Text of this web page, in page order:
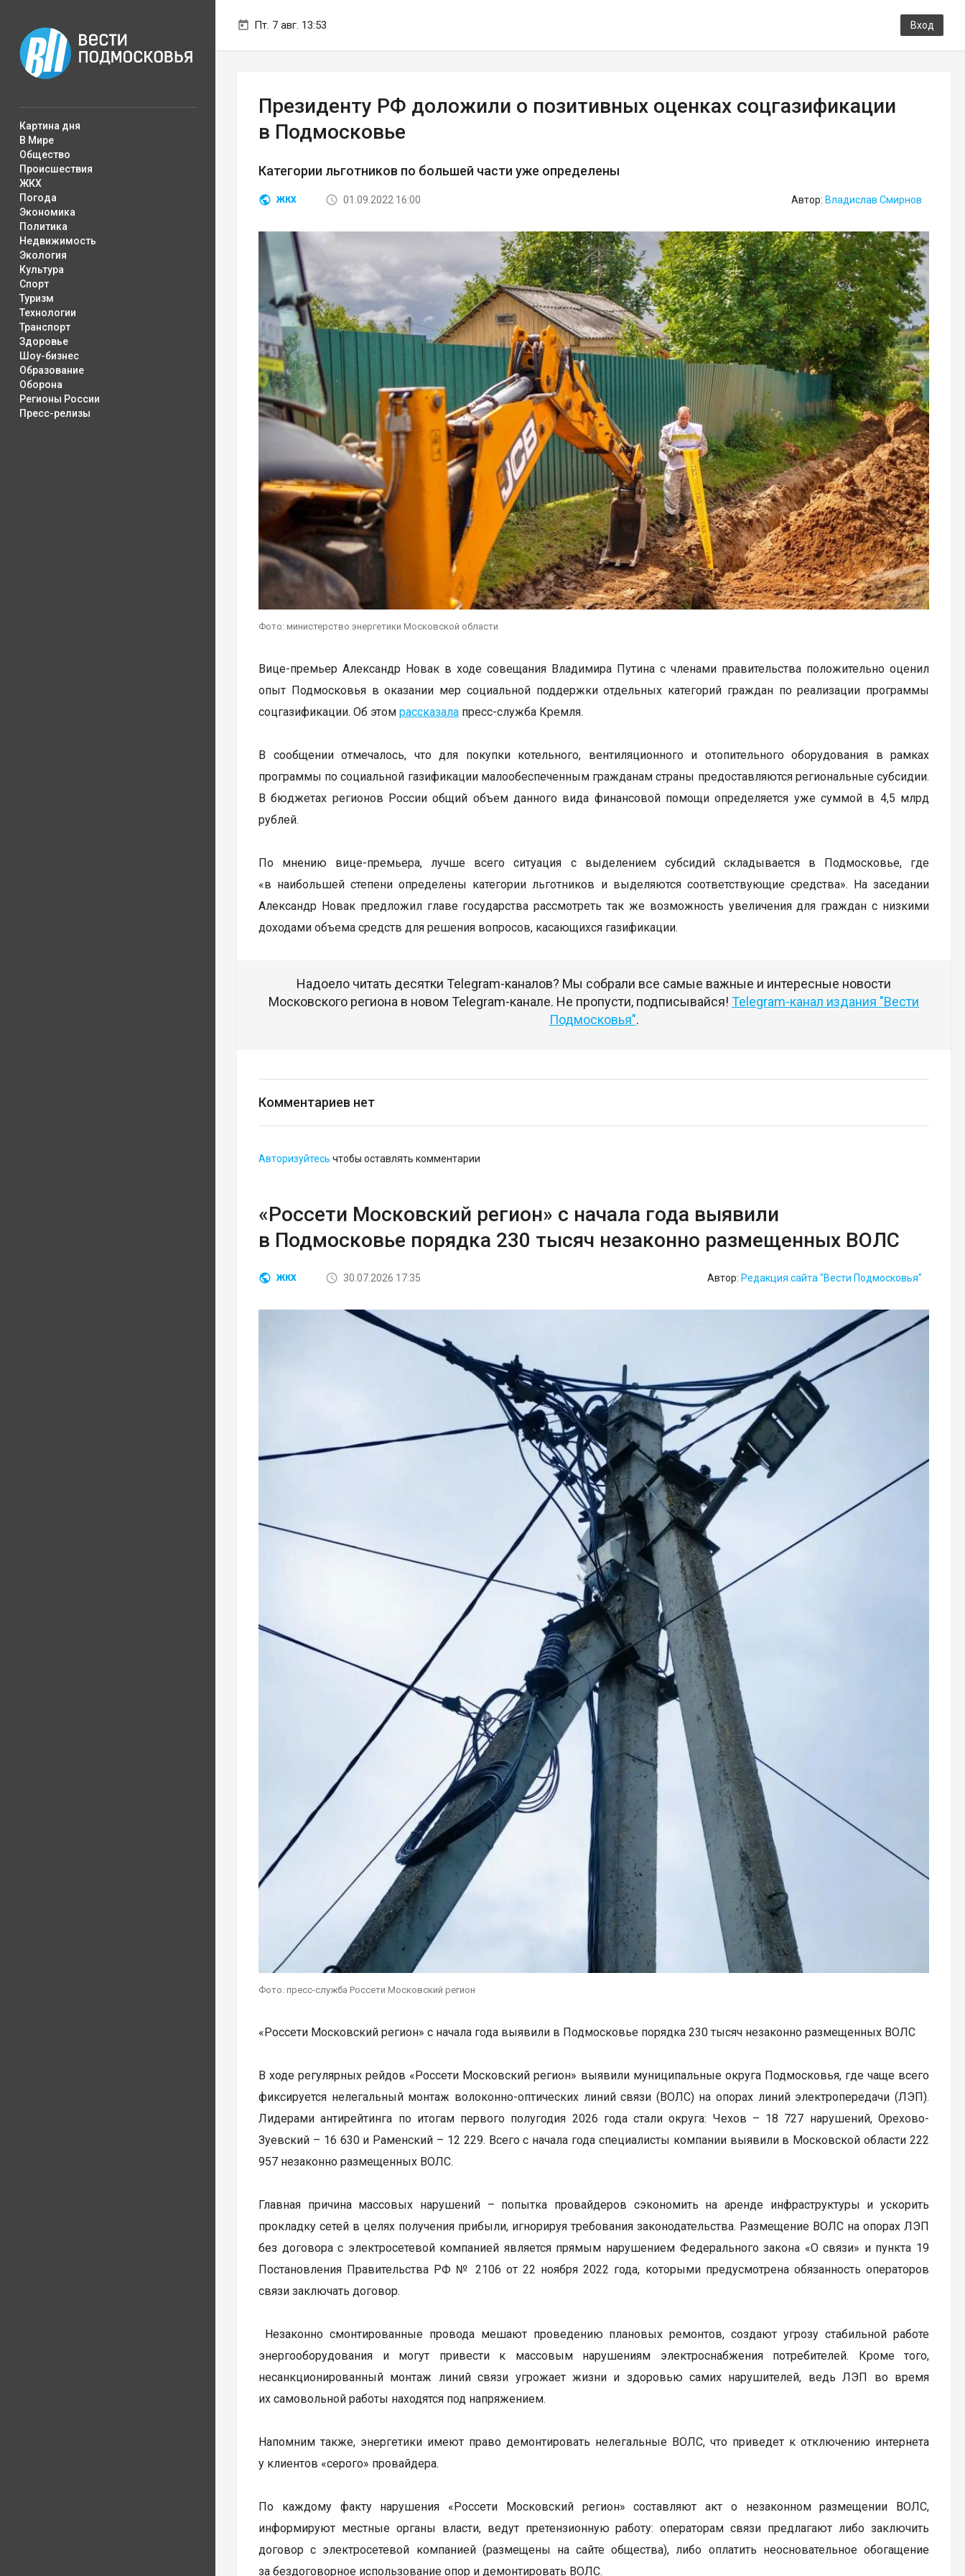
Пт. 7 авг. 13:53 Вход
Картина дня
В Мире
Общество
Происшествия
ЖКХ
Погода
Экономика
Политика
Недвижимость
Экология
Культура
Спорт
Туризм
Технологии
Транспорт
Здоровье
Шоу-бизнес
Образование
Оборона
Регионы России
Пресс-релизы
Президенту РФ доложили о позитивных оценках соцгазификации
в Подмосковье
Категории льготников по большей части уже определены
ЖКХ 01.09.2022 16:00 Автор: Владислав Смирнов
Фото: министерство энергетики Московской области
Вице-премьер Александр Новак в ходе совещания Владимира Путина с членами правительства положительно оценил
опыт Подмосковья в оказании мер социальной поддержки отдельных категорий граждан по реализации программы
соцгазификации. Об этом рассказала пресс-служба Кремля.
В сообщении отмечалось, что для покупки котельного, вентиляционного и отопительного оборудования в рамках
программы по социальной газификации малообеспеченным гражданам страны предоставляются региональные субсидии.
В бюджетах регионов России общий объем данного вида финансовой помощи определяется уже суммой в 4,5 млрд
рублей.
По мнению вице-премьера, лучше всего ситуация с выделением субсидий складывается в Подмосковье, где
«в наибольшей степени определены категории льготников и выделяются соответствующие средства». На заседании
Александр Новак предложил главе государства рассмотреть так же возможность увеличения для граждан с низкими
доходами объема средств для решения вопросов, касающихся газификации.
Надоело читать десятки Telegram-каналов? Мы собрали все самые важные и интересные новости
Московского региона в новом Telegram-канале. Не пропусти, подписывайся! Telegram-канал издания "Вести
Подмосковья".
Комментариев нет
Авторизуйтесь чтобы оставлять комментарии
«Россети Московский регион» с начала года выявили
в Подмосковье порядка 230 тысяч незаконно размещенных ВОЛС
ЖКХ 30.07.2026 17:35 Автор: Редакция сайта "Вести Подмосковья"
Фото: пресс-служба Россети Московский регион
«Россети Московский регион» с начала года выявили в Подмосковье порядка 230 тысяч незаконно размещенных ВОЛС
В ходе регулярных рейдов «Россети Московский регион» выявили муниципальные округа Подмосковья, где чаще всего
фиксируется нелегальный монтаж волоконно-оптических линий связи (ВОЛС) на опорах линий электропередачи (ЛЭП).
Лидерами антирейтинга по итогам первого полугодия 2026 года стали округа: Чехов – 18 727 нарушений, Орехово-
Зуевский – 16 630 и Раменский – 12 229. Всего с начала года специалисты компании выявили в Московской области 222
957 незаконно размещенных ВОЛС.
Главная причина массовых нарушений – попытка провайдеров сэкономить на аренде инфраструктуры и ускорить
прокладку сетей в целях получения прибыли, игнорируя требования законодательства. Размещение ВОЛС на опорах ЛЭП
без договора с электросетевой компанией является прямым нарушением Федерального закона «О связи» и пункта 19
Постановления Правительства РФ № 2106 от 22 ноября 2022 года, которыми предусмотрена обязанность операторов
связи заключать договор.
Незаконно смонтированные провода мешают проведению плановых ремонтов, создают угрозу стабильной работе
энергооборудования и могут привести к массовым нарушениям электроснабжения потребителей. Кроме того,
несанкционированный монтаж линий связи угрожает жизни и здоровью самих нарушителей, ведь ЛЭП во время
их самовольной работы находятся под напряжением.
Напомним также, энергетики имеют право демонтировать нелегальные ВОЛС, что приведет к отключению интернета
у клиентов «серого» провайдера.
По каждому факту нарушения «Россети Московский регион» составляют акт о незаконном размещении ВОЛС,
информируют местные органы власти, ведут претензионную работу: операторам связи предлагают либо заключить
договор с электросетевой компанией (размещены на сайте общества), либо оплатить неосновательное обогащение
за бездоговорное использование опор и демонтировать ВОЛС.